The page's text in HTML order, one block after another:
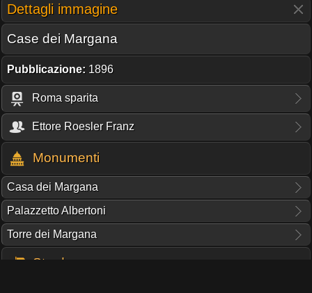
Dettagli immagine
Case dei Margana
Pubblicazione: 1896
Roma sparita
Ettore Roesler Franz
Monumenti
Casa dei Margana
Palazzetto Albertoni
Torre dei Margana
Strade